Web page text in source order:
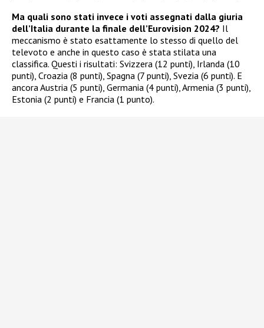
Ma quali sono stati invece i voti assegnati dalla giuria
dell’Italia durante la finale dell’Eurovision 2024? Il
meccanismo è stato esattamente lo stesso di quello del
televoto e anche in questo caso è stata stilata una
classifica. Questi i risultati: Svizzera (12 punti), Irlanda (10
punti), Croazia (8 punti), Spagna (7 punti), Svezia (6 punti). E
ancora Austria (5 punti), Germania (4 punti), Armenia (3 punti),
Estonia (2 punti) e Francia (1 punto).